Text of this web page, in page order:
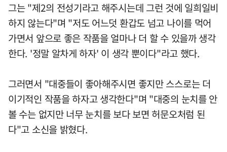
그는 "제2의 전성기라고 해주시는데 그런 것에 일희일비
하지 않는다"며 "저도 어느덧 환갑도 넘고 나이를 먹어
가면서 앞으로 좋은 작품을 얼마나 더 할 수 있을까 생각
한다. '정말 알차게 하자' 이 생각 뿐이다"라고 했다.
그러면서 "대중들이 좋아해주시면 좋지만 스스로는 더
이기적인 작품을 하자고 생각한다"며 "대중의 눈치를 안
볼 수는 없지만 너무 눈치를 보다 보면 허문오처럼 된
다"고 소신을 밝혔다.